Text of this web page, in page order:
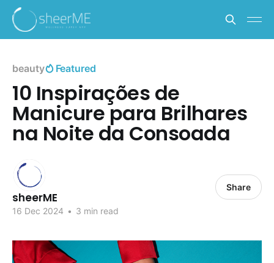
beauty Featured
10 Inspirações de
Manicure para Brilhares
na Noite da Consoada
sheerME
16 Dec 2024 • 3 min read
Share